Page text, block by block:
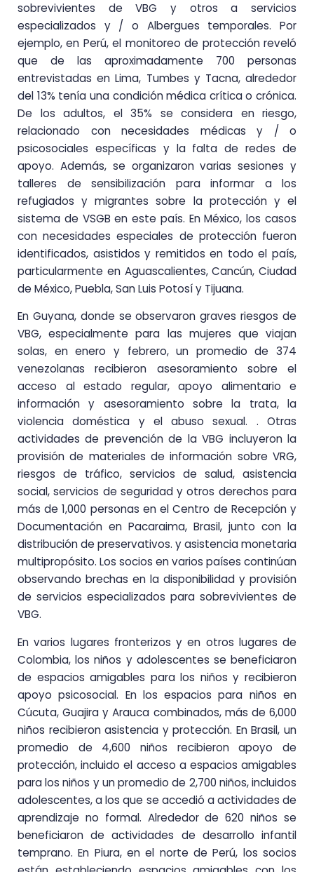
sobrevivientes de VBG y otros a servicios
especializados y / o Albergues temporales. Por
ejemplo, en Perú, el monitoreo de protección reveló
que de las aproximadamente 700 personas
entrevistadas en Lima, Tumbes y Tacna, alrededor
del 13% tenía una condición médica crítica o crónica.
De los adultos, el 35% se considera en riesgo,
relacionado con necesidades médicas y / o
psicosociales específicas y la falta de redes de
apoyo. Además, se organizaron varias sesiones y
talleres de sensibilización para informar a los
refugiados y migrantes sobre la protección y el
sistema de VSGB en este país. En México, los casos
con necesidades especiales de protección fueron
identificados, asistidos y remitidos en todo el país,
particularmente en Aguascalientes, Cancún, Ciudad
de México, Puebla, San Luis Potosí y Tijuana.
En Guyana, donde se observaron graves riesgos de
VBG, especialmente para las mujeres que viajan
solas, en enero y febrero, un promedio de 374
venezolanas recibieron asesoramiento sobre el
acceso al estado regular, apoyo alimentario e
información y asesoramiento sobre la trata, la
violencia doméstica y el abuso sexual. . Otras
actividades de prevención de la VBG incluyeron la
provisión de materiales de información sobre VRG,
riesgos de tráfico, servicios de salud, asistencia
social, servicios de seguridad y otros derechos para
más de 1,000 personas en el Centro de Recepción y
Documentación en Pacaraima, Brasil, junto con la
distribución de preservativos. y asistencia monetaria
multipropósito. Los socios en varios países continúan
observando brechas en la disponibilidad y provisión
de servicios especializados para sobrevivientes de
VBG.
En varios lugares fronterizos y en otros lugares de
Colombia, los niños y adolescentes se beneficiaron
de espacios amigables para los niños y recibieron
apoyo psicosocial. En los espacios para niños en
Cúcuta, Guajira y Arauca combinados, más de 6,000
niños recibieron asistencia y protección. En Brasil, un
promedio de 4,600 niños recibieron apoyo de
protección, incluido el acceso a espacios amigables
para los niños y un promedio de 2,700 niños, incluidos
adolescentes, a los que se accedió a actividades de
aprendizaje no formal. Alrededor de 620 niños se
beneficiaron de actividades de desarrollo infantil
temprano. En Piura, en el norte de Perú, los socios